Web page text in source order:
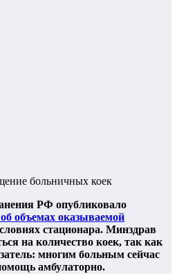
больничных коек
РФ опубликовало
объемах оказываемой
стационара. Минздрав
на количество коек, так как
многим больным сейчас
амбулаторно.